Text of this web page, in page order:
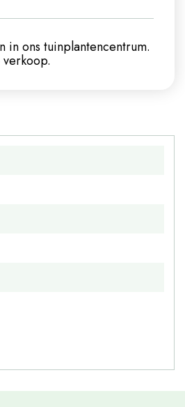
in ons tuinplantencentrum.